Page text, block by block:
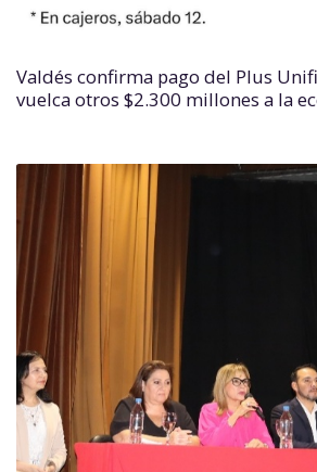
Valdés confirma pago del Plus
vuelca otros $2.300 millones a la